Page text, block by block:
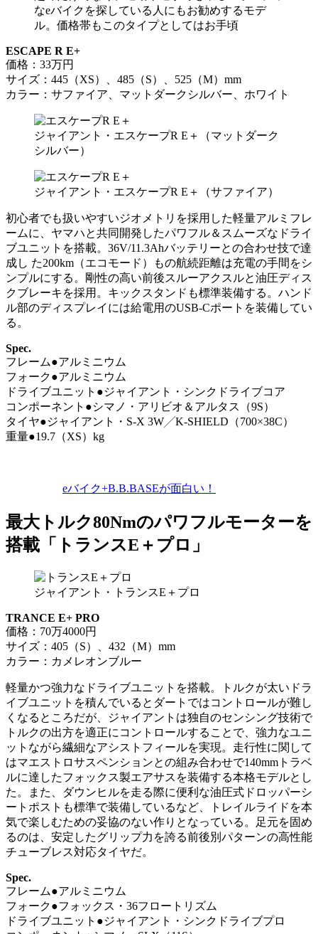
なeバイクを探している人にもお勧めするモデ
ル。価格帯もこのタイプとしてはお手頃
ESCAPE R E+
価格：33万円
サイズ：445（XS）、485（S）、525（M）mm
カラー：サファイア、マットダークシルバー、ホワイト
ジャイアント・エスケープR E＋（マットダーク
シルバー）
ジャイアント・エスケープR E＋（サファイア）
初心者でも扱いやすいジオメトリを採用した軽量アルミフレ
ームに、ヤマハと共同開発したパワフル＆スムーズなドライ
ブユニットを搭載。36V/11.3Ahバッテリーとの合わせ技で達
成し た200km（エコモード）もの航続距離は充電の手間をシ
ンプルにする。剛性の高い前後スルーアクスルと油圧ディス
クブレーキを採用。キックスタンドも標準装備する。ハンド
ル部のディスプレイには給電用のUSB-Cポートを装備してい
る。
Spec.
フレーム●アルミニウム
フォーク●アルミニウム
ドライブユニット●ジャイアント・シンクドライブコア
コンポーネント●シマノ・アリビオ＆アルタス（9S）
タイヤ●ジャイアント・S-X 3W╱K-SHIELD（700×38C）
重量●19.7（XS）kg
eバイク+B.B.BASEが面白い！
最大トルク80Nmのパワフルモーターを
搭載「トランスE＋プロ」
ジャイアント・トランスE＋プロ
TRANCE E+ PRO
価格：70万4000円
サイズ：405（S）、432（M）mm
カラー：カメレオンブルー
軽量かつ強力なドライブユニットを搭載。トルクが太いドラ
イブユニットを積んでいるとダートではコントロールが難し
くなるところだが、ジャイアントは独自のセンシング技術で
トルクの出方を適正にコントロールすることで、強力なユニ
ットながら繊細なアシストフィールを実現。走行性に関して
はマエストロサスペンションとの組み合わせで140mmトラベ
ルに達したフォックス製エアサスを装備する本格モデルとし
た。また、ダウンヒルを走る際に便利な油圧式ドロッパーシ
ートポストも標準で装備しているなど、トレイルライドを本
気で楽しむための妥協のない作りとなっている。足元を固め
るのは、安定したグリップ力を誇る前後別パターンの高性能
チューブレス対応タイヤだ。
Spec.
フレーム●アルミニウム
フォーク●フォックス・36フロートリズム
ドライブユニット●ジャイアント・シンクドライブプロ